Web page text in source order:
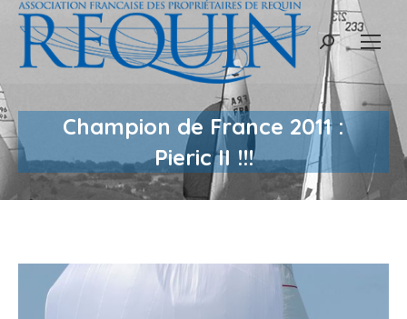
Recherche
Champion de France 2011 :
Pieric II !!!